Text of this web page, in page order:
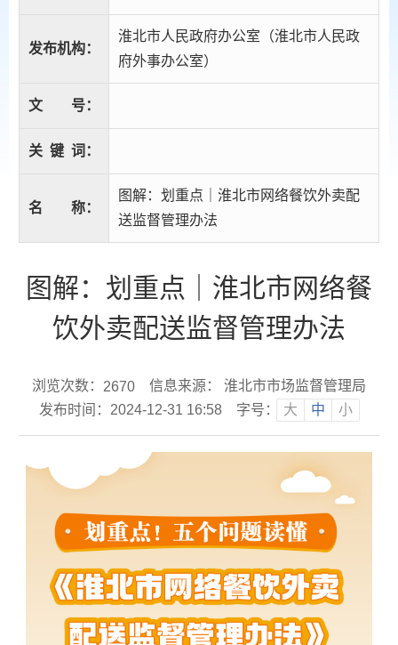
发布机构：
淮北市人民政府办公室（淮北市人民政
府外事办公室）
文 号：
关 键 词：
名 称：
图解：划重点｜淮北市网络餐饮外卖配
送监督管理办法
图解：划重点｜淮北市网络餐
饮外卖配送监督管理办法
浏览次数： 2670
信息来源： 淮北市市场监督管理局
发布时间：2024-12-31 16:58
字号： 大 中 小